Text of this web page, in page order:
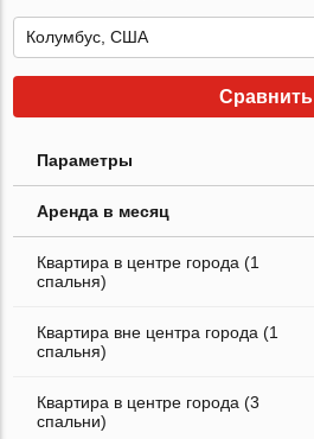
Сравнить
Параметры
Аренда в месяц
Квартира в центре города (1
спальня)
Квартира вне центра города (1
спальня)
Квартира в центре города (3
спальни)